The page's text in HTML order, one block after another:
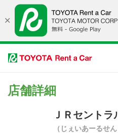
店舗詳細
ＪＲセント
（じぇいあーるせ